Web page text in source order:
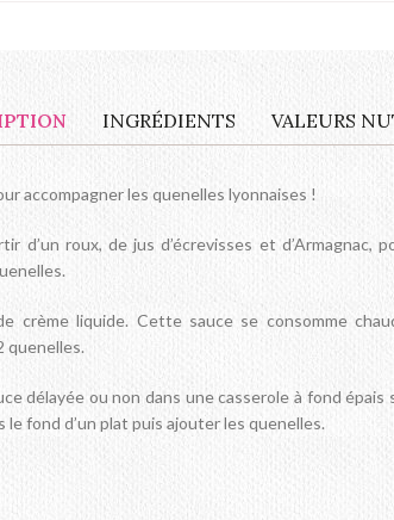
INGRÉDIENTS VALEURS
accompagner les quenelles lyonnaises !
d’un roux, de jus d’écrevisses et d’Armagnac,
crème liquide. Cette sauce se consomme
quenelles.
délayée ou non dans une casserole à fond épais
fond d’un plat puis ajouter les quenelles.